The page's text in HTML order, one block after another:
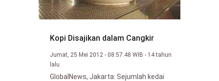
Kopi Disajikan dalam Cangkir
Jumat, 25 Mei 2012 - 08:57:48 WIB - 14 tahun
lalu
GlobalNews, Jakarta: Sejumlah kedai